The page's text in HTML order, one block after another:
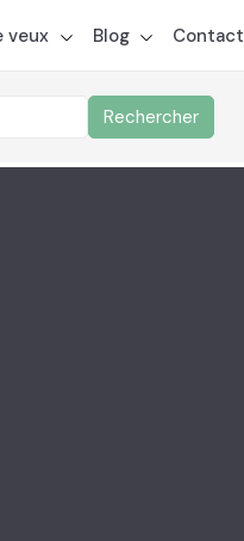
veux Blog Contact
Rechercher
votre candidature